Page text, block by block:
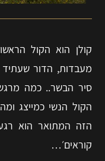
קולן הוא הקול
מעבדות, הדור
סיר הבשר.. כמה
הקול הנשי כמייצג
הזה המתואר הוא
קוראים׳…